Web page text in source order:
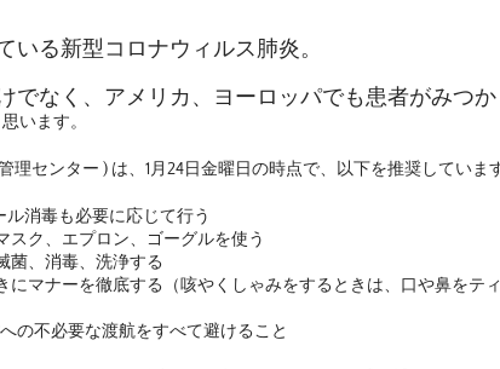
いる新型コロナウィルス肺炎。
でなく、アメリカ、ヨーロッパでも患者がみつか
います。
理センター ) は、 1月24日金曜日の時点で、以下を推奨していま
消毒も必要に応じて行う
スク、エプロン、ゴーグルを使う
菌、消毒、洗浄する
にマナーを徹底する（咳やくしゃみをするときは、口や鼻をテ
の不必要な渡航をすべて避けること